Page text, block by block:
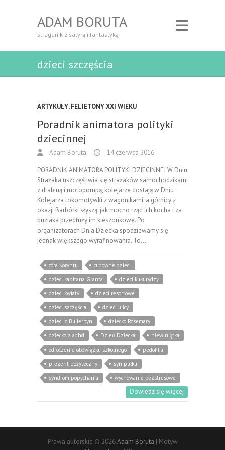
ADAM BORUTA
straganik z satyrą i fantastyką
dzieci szczęścia
ARTYKUŁY,FELIETONY XXI WIEKU
Poradnik animatora polityki
dziecinnej
Adam Boruta 14 czerwca 2016
PORADNIK ANIMATORA POLITYKI DZIECINNEJ W Dniu
Strażaka uszczęśliwia się strażaków samochodzikami
z drabiną i motopompą, kolejarze dostają w Dniu
Kolejarza lokomotywki z wagonikami, a górnicy z
okazji Barbórki słyszą, jak mocno rząd ich kocha i za
buziaka przedłuży im kieszonkowe. Po
organizatorach Dnia Dziecka spodziewamy się
jednak większego wyrafinowania. To…
córa Koryntu
cudowne dzieci
dzieci kapitana Granta
dzieci kukurydzy
dzieci kwiaty
dzieci resortowe
dzieci szczęścia
dzieci ulicy
dzieci z Bullerbyn
dziecko Rosemary
dziecko z adhd
Dzień Dziecka
niewiniątka
odroczenie obowiązku szkolnego
pedofilia
prezent pożyteczny
syn pułku
syndrom popychania
wychowanie bezstresowe
Dowiedz się więcej
Prawa autorskie © 2026Adam Boruta | Motyw